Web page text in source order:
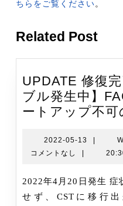
ちらをご覧ください 。
Related Post
UPDATE 修復
ブル発生中】
ートアップ不可
2022-05-13
2022-
|
コメントなし
|
2022年4月20日発生 症状：Start-up process が完了
せず、CSTに移行